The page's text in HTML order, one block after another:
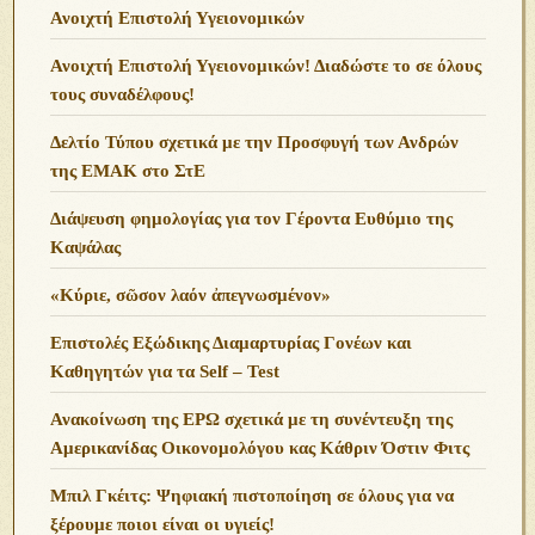
Ανοιχτή Επιστολή Υγειονομικών
Ανοιχτή Επιστολή Υγειονομικών! Διαδώστε το σε όλους
τους συναδέλφους!
Δελτίο Τύπου σχετικά με την Προσφυγή των Ανδρών
της ΕΜΑΚ στο ΣτΕ
Διάψευση φημολογίας για τον Γέροντα Ευθύμιο της
Καψάλας
«Κύριε, σῶσον λαόν ἀπεγνωσμένον»
Επιστολές Εξώδικης Διαμαρτυρίας Γονέων και
Καθηγητών για τα Self – Test
Ανακοίνωση της ΕΡΩ σχετικά με τη συνέντευξη της
Αμερικανίδας Οικονομολόγου κας Κάθριν Όστιν Φιτς
Μπιλ Γκέιτς: Ψηφιακή πιστοποίηση σε όλους για να
ξέρουμε ποιοι είναι οι υγιείς!